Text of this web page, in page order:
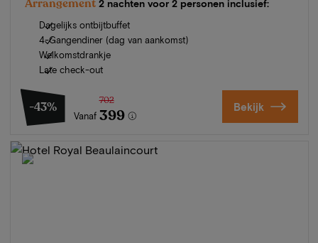
Arrangement 2 nachten voor 2 personen inclusief:
Dagelijks ontbijtbuffet
4-Gangendiner (dag van aankomst)
Welkomstdrankje
Late check-out
-43%
Vanaf
702
399 Bekijk